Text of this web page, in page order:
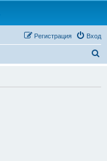
Вход
Регистрация